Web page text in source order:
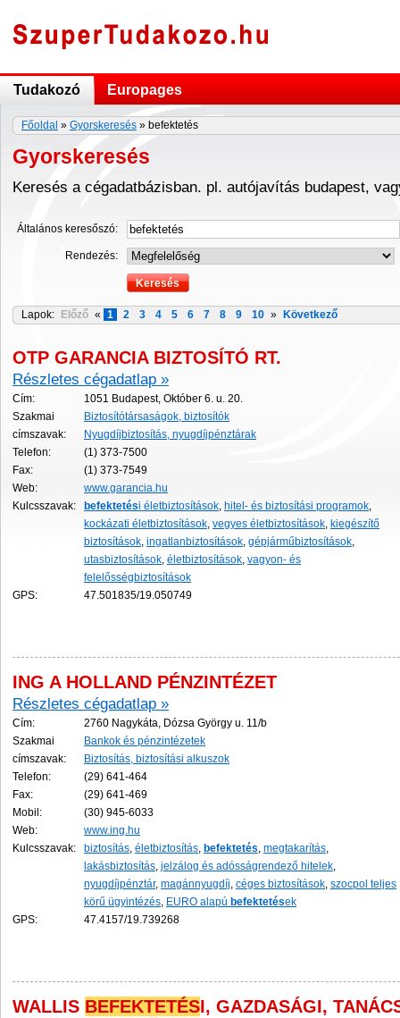
Tudakozó Europages
Főoldal » Gyorskeresés » befektetés
Gyorskeresés
Keresés a cégadatbázisban. pl. autójavítás budapest,
Általános keresőszó:
Rendezés:
Lapok: Előző « 1 2 3 4 5 6 7 8 9 10 » Következő
OTP GARANCIA BIZTOSÍTÓ RT.
Részletes cégadatlap »
Cím:
1051 Budapest, Október 6. u. 20.
Szakmai
címszavak:
Biztosítótársaságok, biztosítók
Nyugdíjbiztosítás, nyugdíjpénztárak
Telefon:
(1) 373-7500
Fax:
(1) 373-7549
Web:
www.garancia.hu
Kulcsszavak:
befektetési életbiztosítások, hitel- és biztosítási programok,
kockázati életbiztosítások, vegyes életbiztosítások, kiegészítő
biztosítások, ingatlanbiztosítások, gépjárműbiztosítások,
utasbiztosítások, életbiztosítások, vagyon- és
felelősségbiztosítások
GPS:
47.501835/19.050749
ING A HOLLAND PÉNZINTÉZET
Részletes cégadatlap »
Cím:
2760 Nagykáta, Dózsa György u. 11/b
Szakmai
címszavak:
Bankok és pénzintézetek
Biztosítás, biztosítási alkuszok
Telefon:
(29) 641-464
Fax:
(29) 641-469
Mobil:
(30) 945-6033
Web:
www.ing.hu
Kulcsszavak:
biztosítás, életbiztosítás, befektetés, megtakarítás,
lakásbiztosítás, jelzálog és adósságrendező hitelek,
nyugdíjpénztár, magánnyugdíj, céges biztosítások, szocpol teljes
körű ügyintézés, EURO alapú befektetések
GPS:
47.4157/19.739268
WALLIS BEFEKTETÉSI, GAZDASÁGI,